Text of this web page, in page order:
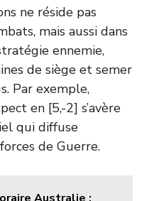
ne réside pas
mais aussi dans
ennemie,
de siège et semer
Par exemple,
en [5,-2] s’avère
qui diffuse
de Guerre.